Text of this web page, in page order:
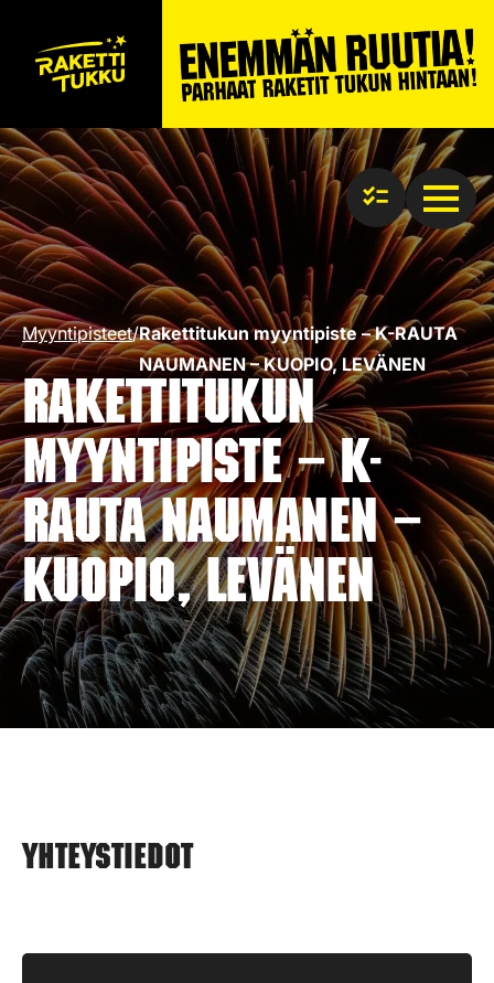
Myyntipisteet/Rakettitukun myyntipiste – K-RAUTA
NAUMANEN – KUOPIO, LEVÄNEN
Rakettitukun
myyntipiste – K-
RAUTA NAUMANEN –
KUOPIO, LEVÄNEN
Yhteystiedot